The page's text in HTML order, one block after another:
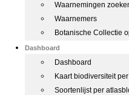
Waarnemingen
Waarnemers
Botanische Collectie
Dashboard
Dashboard
Kaart biodiversiteit
Soortenlijst per